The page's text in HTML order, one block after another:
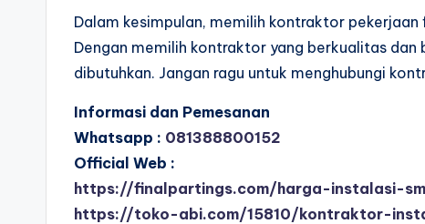
Dalam kesimpulan, memilih kontraktor
Dengan memilih kontraktor yang berkualitas
dibutuhkan. Jangan ragu untuk menghubungi
Informasi dan Pemesanan
Whatsapp : 081388800152
Official Web :
https://finalpartings.com/harga-instalasi-
https://toko-abi.com/15810/kontraktor-